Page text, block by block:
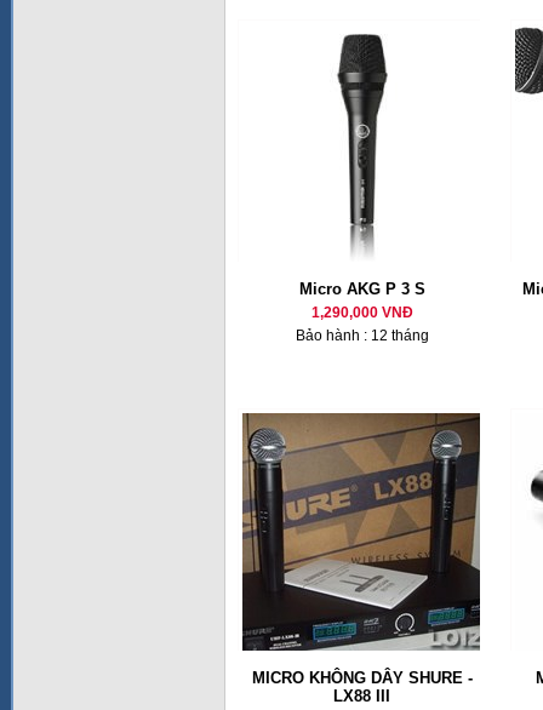
Micro AKG P 3 S
1,290,000 VNĐ
Bảo hành : 12 tháng
MICRO KHÔNG DÂY SHURE -
LX88 III